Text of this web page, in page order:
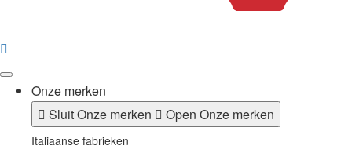
Onze merken
Sluit Onze merken
Open Onze merken
Italiaanse fabrieken